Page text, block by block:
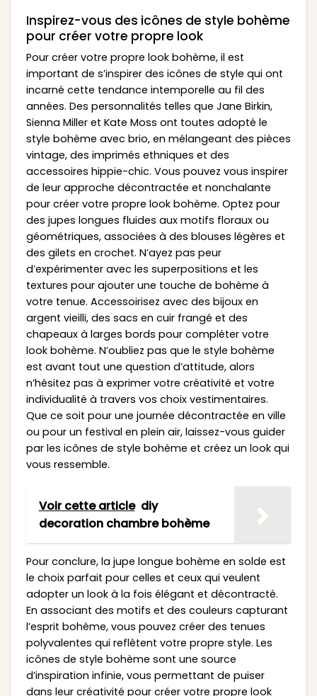
Inspirez-vous des icônes de style bohème
pour créer votre propre look
Pour créer votre propre look bohème, il est
important de s’inspirer des icônes de style qui ont
incarné cette tendance intemporelle au fil des
années. Des personnalités telles que Jane Birkin,
Sienna Miller et Kate Moss ont toutes adopté le
style bohème avec brio, en mélangeant des pièces
vintage, des imprimés ethniques et des
accessoires hippie-chic. Vous pouvez vous inspirer
de leur approche décontractée et nonchalante
pour créer votre propre look bohème. Optez pour
des jupes longues fluides aux motifs floraux ou
géométriques, associées à des blouses légères et
des gilets en crochet. N’ayez pas peur
d’expérimenter avec les superpositions et les
textures pour ajouter une touche de bohème à
votre tenue. Accessoirisez avec des bijoux en
argent vieilli, des sacs en cuir frangé et des
chapeaux à larges bords pour compléter votre
look bohème. N’oubliez pas que le style bohème
est avant tout une question d’attitude, alors
n’hésitez pas à exprimer votre créativité et votre
individualité à travers vos choix vestimentaires.
Que ce soit pour une journée décontractée en ville
ou pour un festival en plein air, laissez-vous guider
par les icônes de style bohème et créez un look qui
vous ressemble.
Voir cette article diy
decoration chambre bohème
Pour conclure, la jupe longue bohème en solde est
le choix parfait pour celles et ceux qui veulent
adopter un look à la fois élégant et décontracté.
En associant des motifs et des couleurs capturant
l’esprit bohème, vous pouvez créer des tenues
polyvalentes qui reflètent votre propre style. Les
icônes de style bohème sont une source
d’inspiration infinie, vous permettant de puiser
dans leur créativité pour créer votre propre look